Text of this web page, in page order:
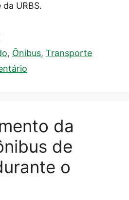
URBS.
, Ônibus, Transporte
da
de
o